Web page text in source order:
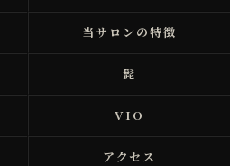
当サロンの特徴
髭
VIO
アクセス